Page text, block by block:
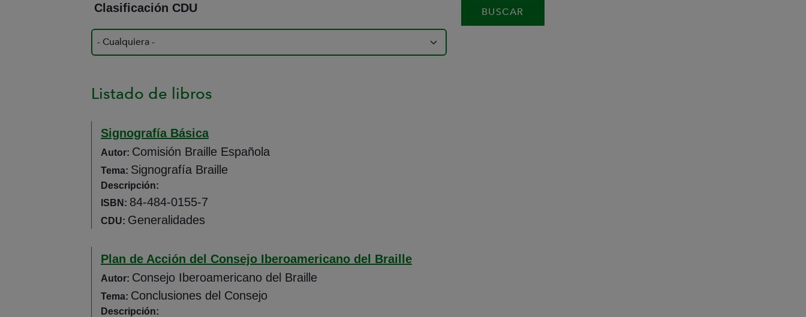
Clasificación CDU
Listado de libros
Signografía Básica
Autor: Comisión Braille Española
Tema: Signografía Braille
Descripción:
ISBN: 84-484-0155-7
CDU: Generalidades
Plan de Acción del Consejo Iberoamericano del Braille
Autor: Consejo Iberoamericano del Braille
Tema: Conclusiones del Consejo
Descripción: